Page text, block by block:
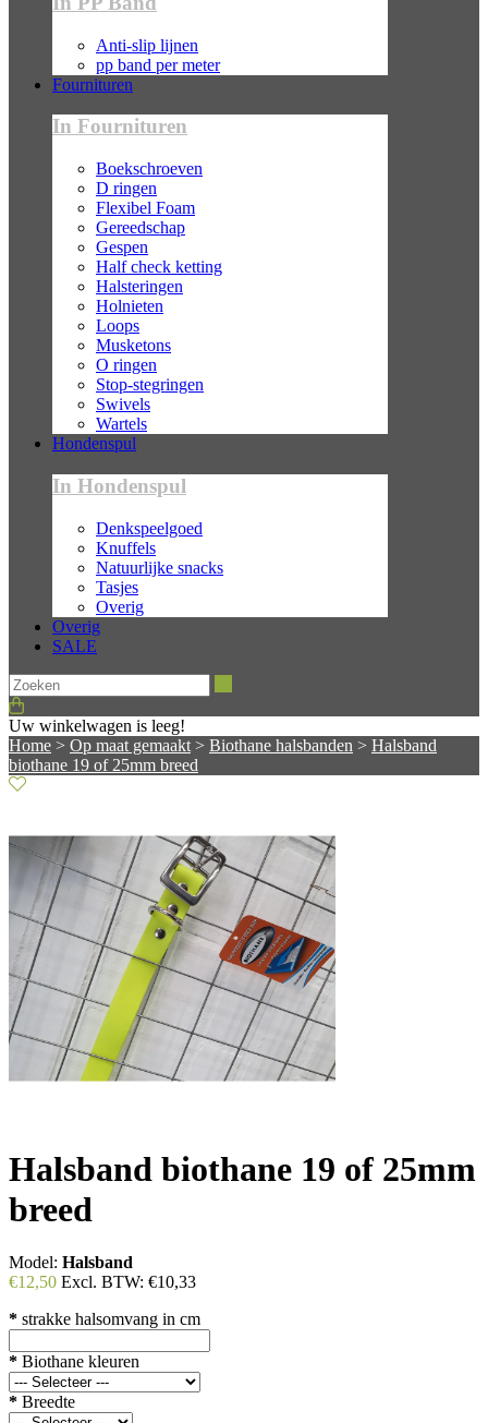
Anti-slip lijnen
pp band per meter
Fournituren
In Fournituren
Boekschroeven
D ringen
Flexibel Foam
Gereedschap
Gespen
Half check ketting
Halsteringen
Holnieten
Loops
Musketons
O ringen
Stop-stegringen
Swivels
Wartels
Hondenspul
In Hondenspul
Denkspeelgoed
Knuffels
Natuurlijke snacks
Tasjes
Overig
Overig
SALE
Uw winkelwagen is leeg!
Home > Op maat gemaakt > Biothane halsbanden > Halsband
biothane 19 of 25mm breed
Halsband biothane 19 of 25mm
breed
Model: Halsband
€12,50 Excl. BTW: €10,33
* strakke halsomvang in cm
* Biothane kleuren
* Breedte